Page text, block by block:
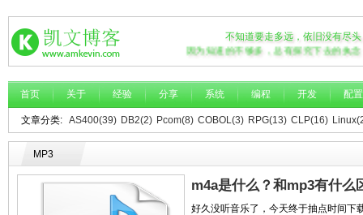
不知道要走多远，依旧没有尽头
因为知道的不够多，总有探究下去的执念
首页 关于 经验 分享 系统 编程 开发 配置
文章分类: AS400(39) DB2(2) Pcom(8) COBOL(3) RPG(13) CLP(16)
MP3
m4a是什么？和mp3有什么
好久没听音乐了，今天终于抽点时间下